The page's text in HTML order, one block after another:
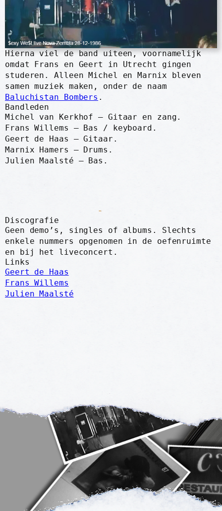
Hierna viel de band uiteen, voornamelijk
omdat Frans en Geert in Utrecht gingen
studeren. Alleen Michel en Marnix bleven
samen muziek maken, onder de naam
Baluchistan Bombers .
Bandleden
Michel van Kerkhof – Gitaar en zang.
Frans Willems – Bas / keyboard.
Geert de Haas – Gitaar.
Marnix Hamers – Drums.
Julien Maalsté – Bas.
Discografie
Geen demo’s, singles of albums. Slechts
enkele nummers opgenomen in de oefenruimte
en bij het liveconcert.
Links
Geert de Haas
Frans Willems
Julien Maalsté